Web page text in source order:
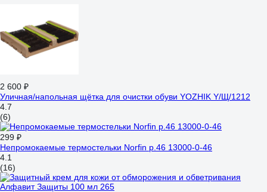
2 600 ₽
Уличная/напольная щётка для очистки обуви YOZHIK Y/Щ/1212
4.7
(6)
299 ₽
Непромокаемые термостельки Norfin р.46 13000-0-46
4.1
(16)